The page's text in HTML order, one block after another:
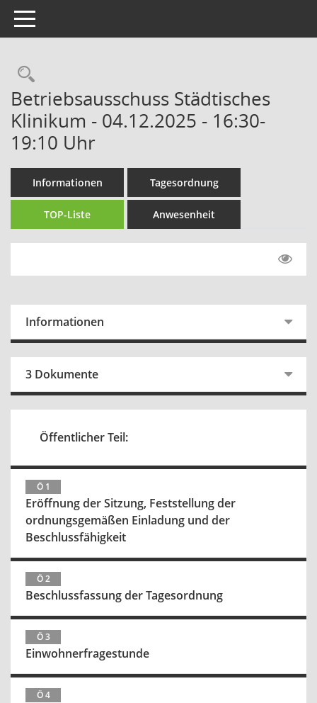
Toggle navigation
Rechercheauswahl
Betriebsausschuss Städtisches
Klinikum - 04.12.2025 - 16:30-
19:10 Uhr
Informationen Tagesordnung
TOP-Liste Anwesenheit
Informationen
3 Dokumente
Öffentlicher Teil:
Ö 1
Eröffnung der Sitzung, Feststellung der
ordnungsgemäßen Einladung und der
Beschlussfähigkeit
Ö 2
Beschlussfassung der Tagesordnung
Ö 3
Einwohnerfragestunde
Ö 4